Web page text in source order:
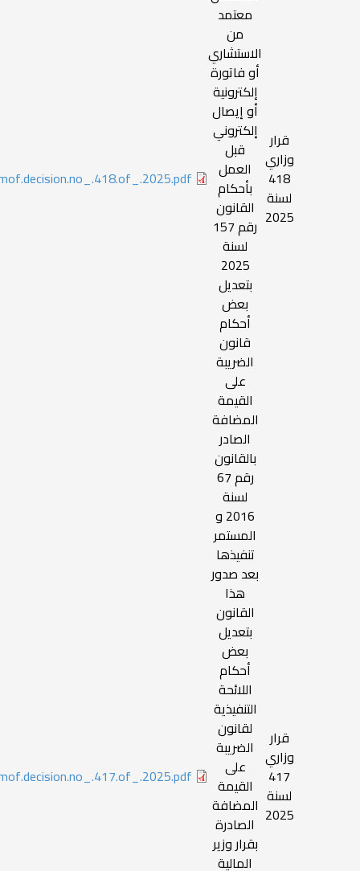
قرار
وزاري
418
لسنة
2025
معتمد
من
الاستشاري
أو فاتورة
إلكترونية
أو إيصال
إلكتروني
قبل
العمل
بأحكام
القانون
رقم 157
لسنة
2025
بتعديل
بعض
أحكام
قانون
الضريبة
على
القيمة
المضافة
الصادر
بالقانون
رقم 67
لسنة
2016 و
المستمر
تنفيذها
بعد صدور
هذا
القانون
mof.decision.no_.418.of_.2025.pdf
قرار
وزاري
417
لسنة
2025
بتعديل
بعض
أحكام
اللائحة
التنفيذية
لقانون
الضريبة
على
القيمة
المضافة
الصادرة
بقرار وزير
المالية
mof.decision.no_.417.of_.2025.pdf